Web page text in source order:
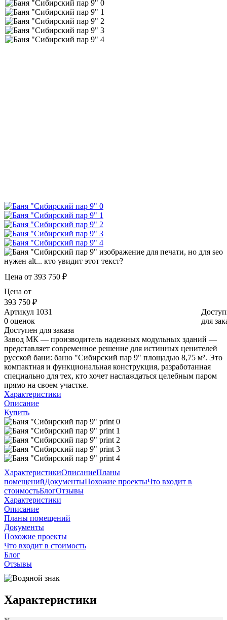
Цена от 393 750 ₽
Цена от
393 750 ₽
для
Артикул 1031
0 оценок
Доступен для заказа
Завод МК — производитель надежных модульных зданий —
представляет современное решение для истинных ценителей
русской бани: баню "Сибирский пар 9" площадью 8,75 м². Это
компактная и функциональная конструкция, разработанная
специально для тех, кто хочет наслаждаться целебным паром
прямо на своем участке.
Характеристики
Описание
Купить
ХарактеристикиОписаниеПланы
помещенийДокументыПохожие проектыЧто входит в
стоимостьБлогОтзывы
Характеристики
Описание
Планы помещений
Документы
Похожие проекты
Что входит в стоимость
Блог
Отзывы
Характеристики